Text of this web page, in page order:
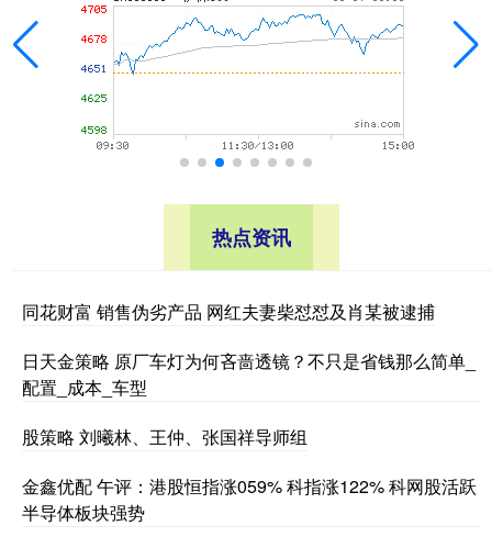
热点资讯
同花财富 销售伪劣产品 网红夫妻柴怼怼及肖某被逮捕
日天金策略 原厂车灯为何吝啬透镜？不只是省钱那么简单_
配置_成本_车型
股策略 刘曦林、王仲、张国祥导师组
金鑫优配 午评：港股恒指涨059% 科指涨122% 科网股活跃
半导体板块强势